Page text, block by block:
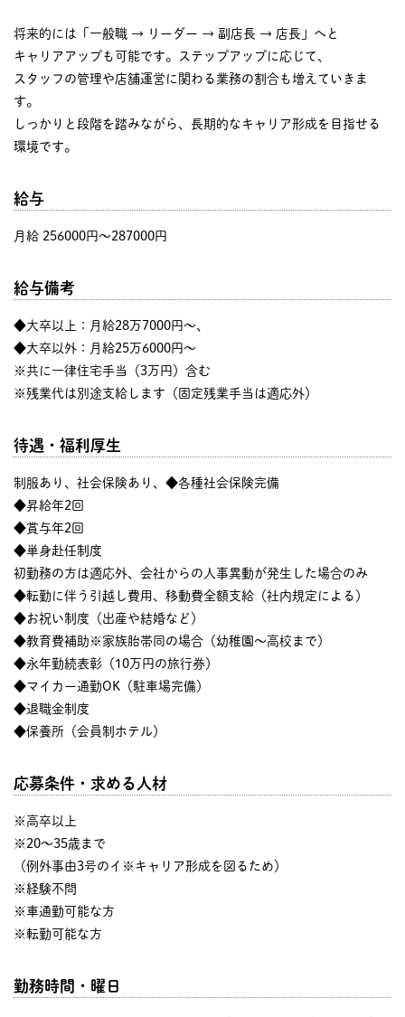
将来的には「一般職 → リーダー → 副店長 → 店長」へと
キャリアアップも可能です。ステップアップに応じて、
スタッフの管理や店舗運営に関わる業務の割合も増えていきま
す。
しっかりと段階を踏みながら、長期的なキャリア形成を目指せる
環境です。
給与
月給 256000円〜287000円
給与備考
◆大卒以上：月給28万7000円～、
◆大卒以外：月給25万6000円～
※共に一律住宅手当（3万円）含む
※残業代は別途支給します（固定残業手当は適応外）
待遇・福利厚生
制服あり、社会保険あり、◆各種社会保険完備
◆昇給年2回
◆賞与年2回
◆単身赴任制度
初勤務の方は適応外、会社からの人事異動が発生した場合のみ
◆転勤に伴う引越し費用、移動費全額支給（社内規定による）
◆お祝い制度（出産や結婚など）
◆教育費補助※家族胎帯同の場合（幼稚園～高校まで）
◆永年勤続表彰（10万円の旅行券）
◆マイカー通勤OK（駐車場完備）
◆退職金制度
◆保養所（会員制ホテル）
応募条件・求める人材
※高卒以上
※20～35歳まで
（例外事由3号のイ※キャリア形成を図るため）
※経験不問
※車通勤可能な方
※転勤可能な方
勤務時間・曜日